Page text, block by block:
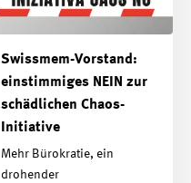
Swissmem-Vorstand:
einstimmiges NEIN zur
schädlichen Chaos-
Initiative
Mehr Bürokratie, ein
drohender